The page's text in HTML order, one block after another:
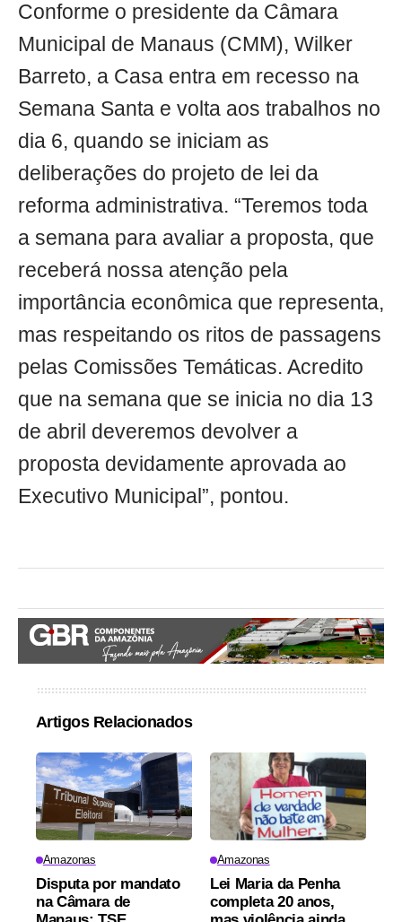
Conforme o presidente da Câmara
Municipal de Manaus (CMM), Wilker
Barreto, a Casa entra em recesso na
Semana Santa e volta aos trabalhos no
dia 6, quando se iniciam as
deliberações do projeto de lei da
reforma administrativa. “Teremos toda
a semana para avaliar a proposta, que
receberá nossa atenção pela
importância econômica que representa,
mas respeitando os ritos de passagens
pelas Comissões Temáticas. Acredito
que na semana que se inicia no dia 13
de abril deveremos devolver a
proposta devidamente aprovada ao
Executivo Municipal”, pontou.
Artigos Relacionados
Amazonas
Disputa por mandato
na Câmara de
Amazonas
Lei Maria da Penha
completa 20 anos,